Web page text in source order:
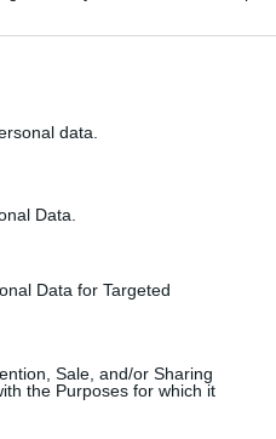
data.
Data.
Data for Targeted
Sale, and/or Sharing
the Purposes for which it
a bírósági ítélet
fogják egymást.
a lehetőséget,
Nélküle
meg együtt” –
elfordul tőlem.”